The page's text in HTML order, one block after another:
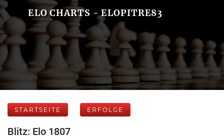
ELO CHARTS - ELOPITRE83
STARTSEITE ERFOLGE
Blitz: Elo 1807